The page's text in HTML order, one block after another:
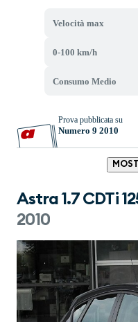
Velocità max
0-100 km/h
Consumo Medio
Prova pubblicata su
Numero 9 2010
Astra 1.7 CDTi
2010